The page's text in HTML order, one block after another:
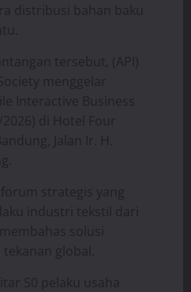
distribusi bahan baku
tersebut, (API)
menggelar
Interactive Business
di Hotel Four
Jalan Ir. H.
strategis yang
industri tekstil dari
solusi
global.
50 pelaku usaha